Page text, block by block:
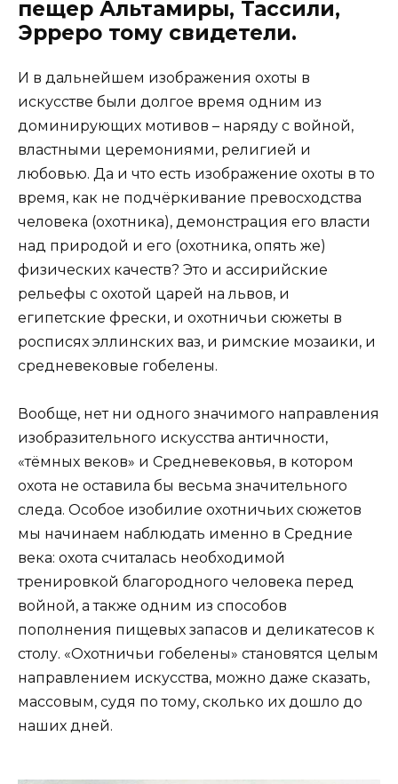
пещер Альтамиры, Тассили,
Эрреро тому свидетели.
И в дальнейшем изображения охоты в
искусстве были долгое время одним из
доминирующих мотивов – наряду с войной,
властными церемониями, религией и
любовью. Да и что есть изображение охоты в то
время, как не подчёркивание превосходства
человека (охотника), демонстрация его власти
над природой и его (охотника, опять же)
физических качеств? Это и ассирийские
рельефы с охотой царей на львов, и
египетские фрески, и охотничьи сюжеты в
росписях эллинских ваз, и римские мозаики, и
средневековые гобелены.
Вообще, нет ни одного значимого направления
изобразительного искусства античности,
«тёмных веков» и Средневековья, в котором
охота не оставила бы весьма значительного
следа. Особое изобилие охотничьих сюжетов
мы начинаем наблюдать именно в Средние
века: охота считалась необходимой
тренировкой благородного человека перед
войной, а также одним из способов
пополнения пищевых запасов и деликатесов к
столу. «Охотничьи гобелены» становятся целым
направлением искусства, можно даже сказать,
массовым, судя по тому, сколько их дошло до
наших дней.